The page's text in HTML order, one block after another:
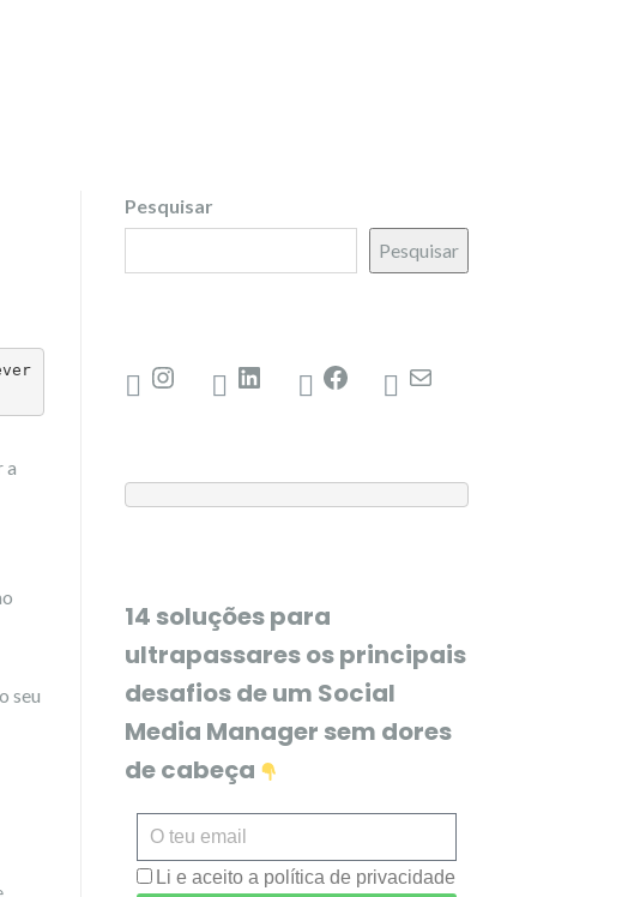
a
seu
Pesquisar
Pesquisar
14 soluções para
ultrapassares os principais
desafios de um Social
Media Manager sem dores
de cabeça
Li e aceito a política de privacidade